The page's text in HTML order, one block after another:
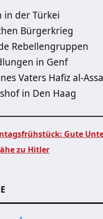
in der Türkei
Bürgerkrieg
Rebellengruppen
in Genf
Vaters Hafiz al-
in Den Haag
Gute
zu Hitler